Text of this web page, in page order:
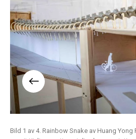
Bild 1 av 4. Rainbow Snake av Huang